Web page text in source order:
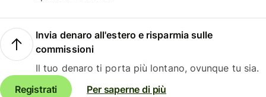
Invia denaro all'estero e risparmia sulle
commissioni
Il tuo denaro ti porta più lontano, ovunque tu sia.
Registrati
Per saperne di più